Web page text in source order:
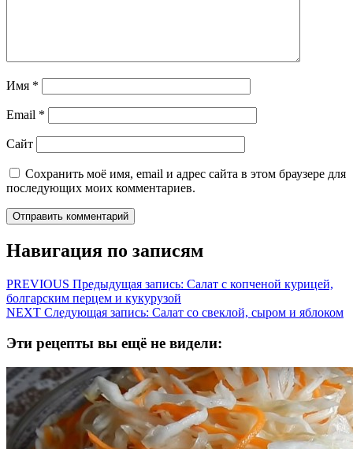
Имя *
Email *
Сайт
Сохранить моё имя, email и адрес сайта в этом браузере для
последующих моих комментариев.
Навигация по записям
PREVIOUS Предыдущая запись: Салат с копченой курицей,
болгарским перцем и кукурузой
NEXT Следующая запись: Салат со свеклой, сыром и яблоком
Эти рецепты вы ещё не видели: